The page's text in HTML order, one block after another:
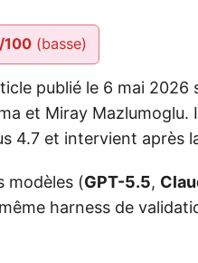
100(basse)
publié le 6 mai 2026
et Miray
4.7 et intervient après
modèles (GPT-5.5,
harness de